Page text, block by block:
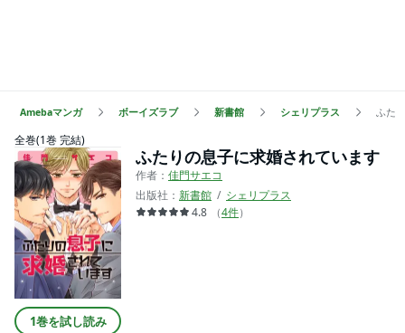
Amebaマンガ ボーイズラブ 新書館 シェリプラス ふた
全巻(1巻 完結)
1巻を試し読み
ふたりの息子に求婚されています
作者： 佳門サエコ
出版社： 新書館
シェリプラス
4.8
（4件）